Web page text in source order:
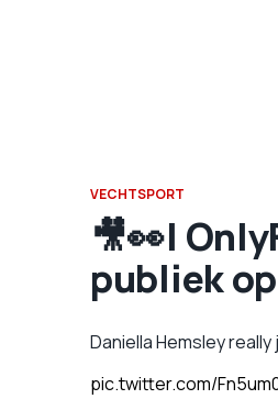
VECHTSPORT
🎥👀 |
publiek
Daniella Hemsley
pic.twitter.com/